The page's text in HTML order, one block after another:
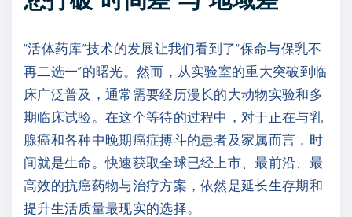
“活体药库”技术的发展让我们看到了“保命与保乳不
再二选一”的曙光。然而，从实验室的重大突破到临
床广泛普及，通常需要经历漫长的大动物实验和多
期临床试验。在这个等待的过程中，对于正在与乳
腺癌和各种中晚期癌症搏斗的患者及家属而言，时
间就是生命。快速获取全球已经上市、最前沿、最
高效的抗癌药物与治疗方案，依然是延长生存期和
提升生活质量最现实的选择。